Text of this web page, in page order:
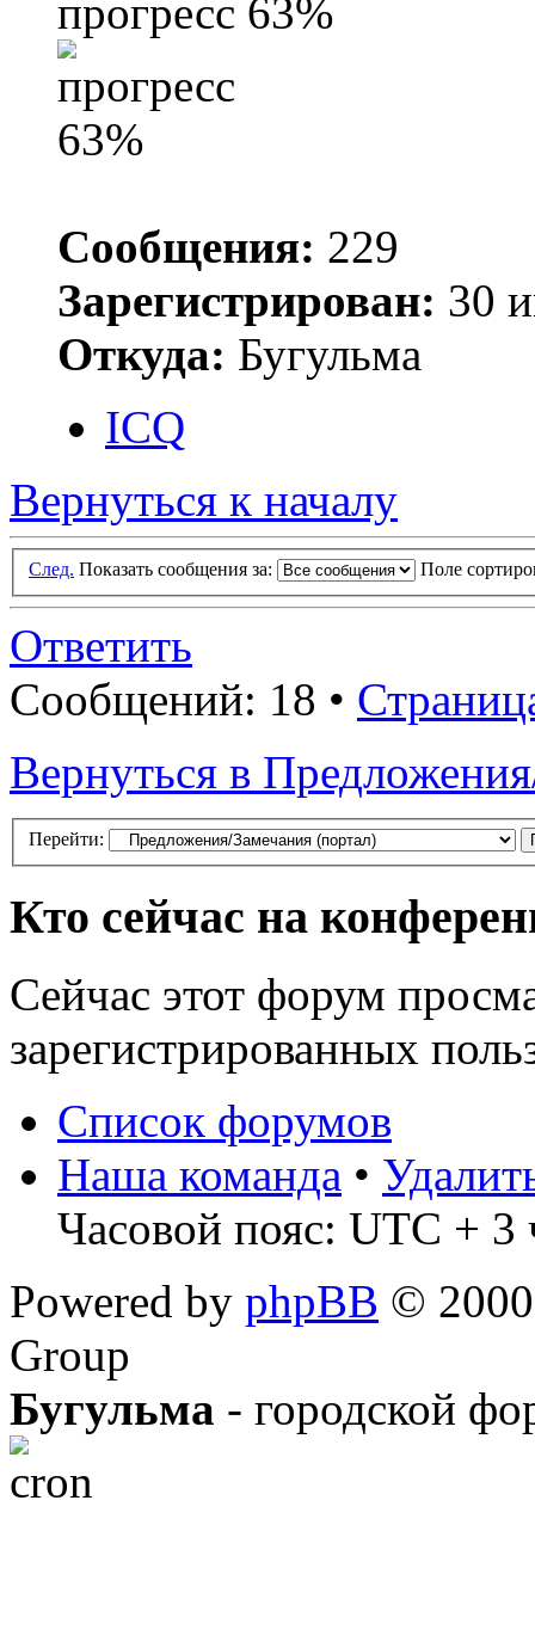
прогресс 63%
Сообщения: 229
Зарегистрирован: 30
Откуда: Бугульма
ICQ
Вернуться к началу
След. Показать сообщения за: Поле
Ответить
Сообщений: 18 •
Вернуться в
Перейти:
Кто сейчас на
Сейчас этот форум
зарегистрированных
Список форумов
Наша команда •
Часовой пояс: UTC + 3
Powered by phpBB ©
Group
Бугульма - городской